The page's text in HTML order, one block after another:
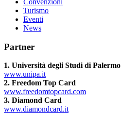
Convenzioni
Turismo
Eventi
News
Partner
1. Università degli Studi di Palermo
www.unipa.it
2. Freedom Top Card
www.freedomtopcard.com
3. Diamond Card
www.diamondcard.it